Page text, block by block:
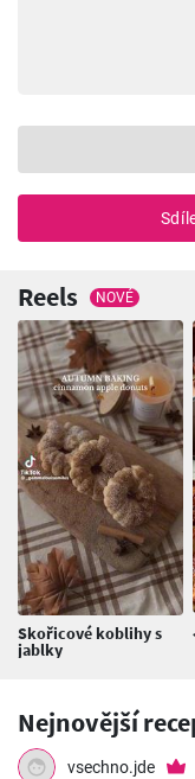
Reels NOVÉ
Skořicové koblihy s
jablky
Nejnovější
vsechno.jde